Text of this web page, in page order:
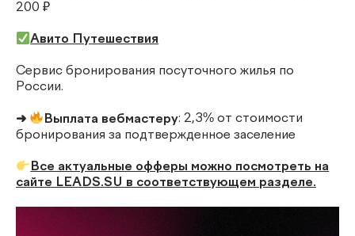
200 ₽
Авито Путешествия
Сервис бронирования посуточного жилья по
России.
➜ Выплата вебмастеру: 2,3% от стоимости
бронирования за подтвержденное заселение
Все актуальные офферы можно посмотреть на
сайте LEADS.SU в соответствующем разделе.